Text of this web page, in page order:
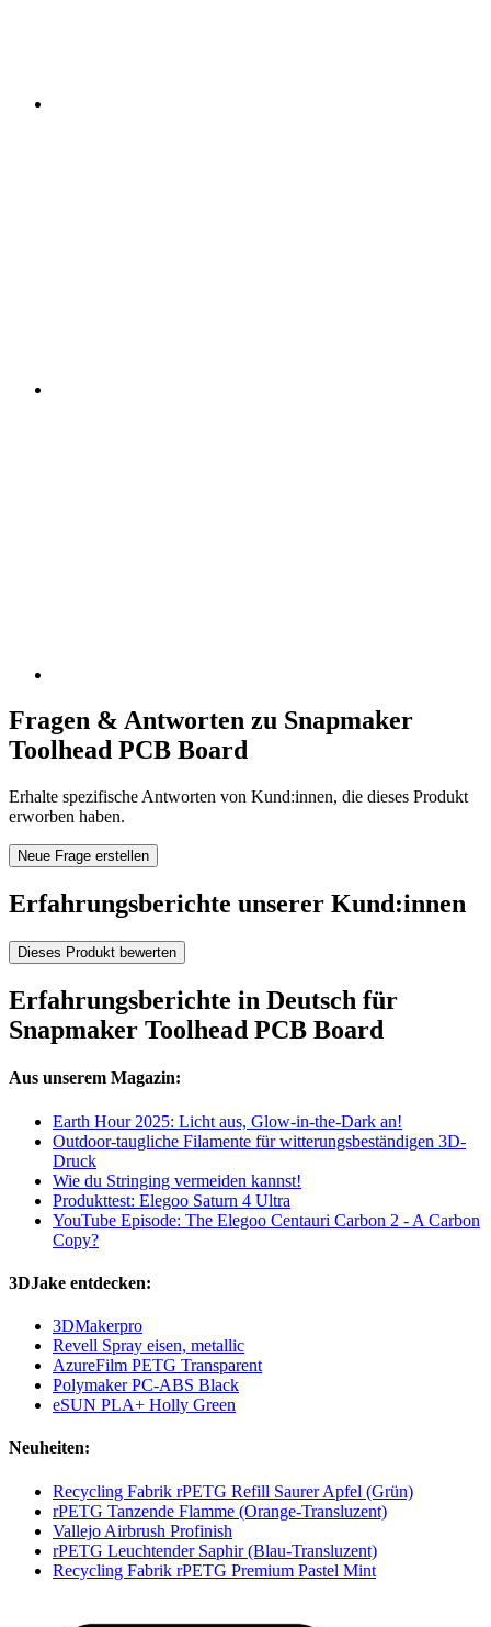
Fragen & Antworten zu Snapmaker
Toolhead PCB Board
Erhalte spezifische Antworten von Kund:innen, die dieses Produkt
erworben haben.
Neue Frage erstellen
Erfahrungsberichte unserer Kund:innen
Dieses Produkt bewerten
Erfahrungsberichte in Deutsch für
Snapmaker Toolhead PCB Board
Aus unserem Magazin:
Earth Hour 2025: Licht aus, Glow-in-the-Dark an!
Outdoor-taugliche Filamente für witterungsbeständigen 3D-
Druck
Wie du Stringing vermeiden kannst!
Produkttest: Elegoo Saturn 4 Ultra
YouTube Episode: The Elegoo Centauri Carbon 2 - A Carbon
Copy?
3DJake entdecken:
3DMakerpro
Revell Spray eisen, metallic
AzureFilm PETG Transparent
Polymaker PC-ABS Black
eSUN PLA+ Holly Green
Neuheiten:
Recycling Fabrik rPETG Refill Saurer Apfel (Grün)
rPETG Tanzende Flamme (Orange-Transluzent)
Vallejo Airbrush Profinish
rPETG Leuchtender Saphir (Blau-Transluzent)
Recycling Fabrik rPETG Premium Pastel Mint